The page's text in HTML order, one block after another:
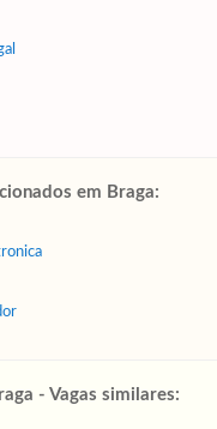
em Braga:
- Vagas similares: